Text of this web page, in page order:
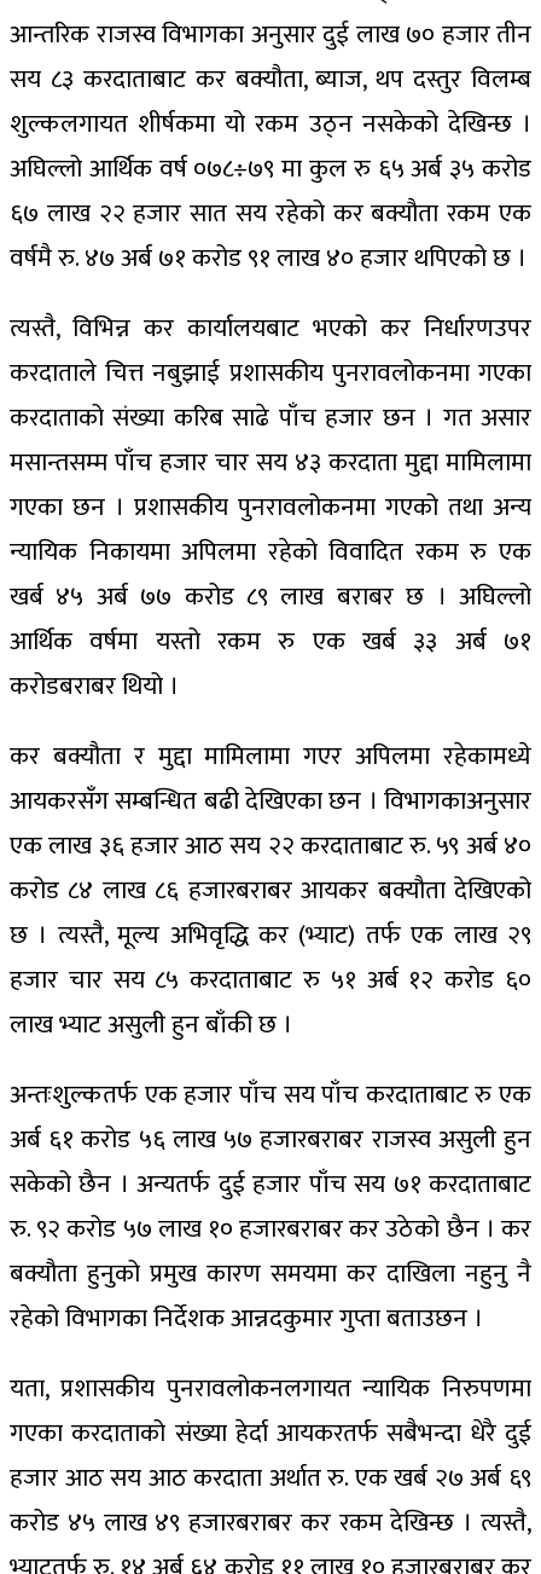
आन्तरिक राजस्व विभागका अनुसार दुई लाख ७० हजार तीन
सय ८३ करदाताबाट कर बक्यौता, ब्याज, थप दस्तुर विलम्ब
शुल्कलगायत शीर्षकमा यो रकम उठ्न नसकेको देखिन्छ ।
अघिल्लो आर्थिक वर्ष ०७८÷७९ मा कुल रु ६५ अर्ब ३५ करोड
६७ लाख २२ हजार सात सय रहेको कर बक्यौता रकम एक
वर्षमै रु. ४७ अर्ब ७१ करोड ९१ लाख ४० हजार थपिएको छ ।
त्यस्तै, विभिन्न कर कार्यालयबाट भएको कर निर्धारणउपर
करदाताले चित्त नबुझाई प्रशासकीय पुनरावलोकनमा गएका
करदाताको संख्या करिब साढे पाँच हजार छन । गत असार
मसान्तसम्म पाँच हजार चार सय ४३ करदाता मुद्दा मामिलामा
गएका छन । प्रशासकीय पुनरावलोकनमा गएको तथा अन्य
न्यायिक निकायमा अपिलमा रहेको विवादित रकम रु एक
खर्ब ४५ अर्ब ७७ करोड ८९ लाख बराबर छ । अघिल्लो
आर्थिक वर्षमा यस्तो रकम रु एक खर्ब ३३ अर्ब ७१
करोडबराबर थियो ।
कर बक्यौता र मुद्दा मामिलामा गएर अपिलमा रहेकामध्ये
आयकरसँग सम्बन्धित बढी देखिएका छन । विभागकाअनुसार
एक लाख ३६ हजार आठ सय २२ करदाताबाट रु. ५९ अर्ब ४०
करोड ८४ लाख ८६ हजारबराबर आयकर बक्यौता देखिएको
छ । त्यस्तै, मूल्य अभिवृद्धि कर (भ्याट) तर्फ एक लाख २९
हजार चार सय ८५ करदाताबाट रु ५१ अर्ब १२ करोड ६०
लाख भ्याट असुली हुन बाँकी छ ।
अन्तःशुल्कतर्फ एक हजार पाँच सय पाँच करदाताबाट रु एक
अर्ब ६१ करोड ५६ लाख ५७ हजारबराबर राजस्व असुली हुन
सकेको छैन । अन्यतर्फ दुई हजार पाँच सय ७१ करदाताबाट
रु. ९२ करोड ५७ लाख १० हजारबराबर कर उठेको छैन । कर
बक्यौता हुनुको प्रमुख कारण समयमा कर दाखिला नहुनु नै
रहेको विभागका निर्देशक आन्नदकुमार गुप्ता बताउछन ।
यता, प्रशासकीय पुनरावलोकनलगायत न्यायिक निरुपणमा
गएका करदाताको संख्या हेर्दा आयकरतर्फ सबैभन्दा धेरै दुई
हजार आठ सय आठ करदाता अर्थात रु. एक खर्ब २७ अर्ब ६९
करोड ४५ लाख ४९ हजारबराबर कर रकम देखिन्छ । त्यस्तै,